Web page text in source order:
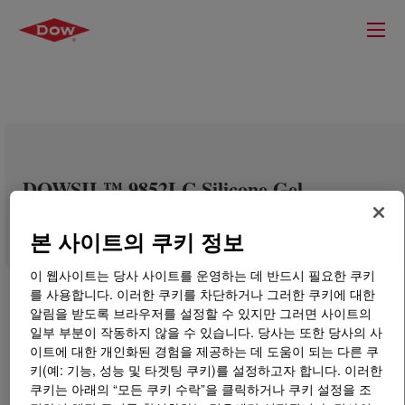
DOWSIL™ 9852LC Silicone Gel
본 사이트의 쿠키 정보
이 웹사이트는 당사 사이트를 운영하는 데 반드시 필요한 쿠키
를 사용합니다. 이러한 쿠키를 차단하거나 그러한 쿠키에 대한
알림을 받도록 브라우저를 설정할 수 있지만 그러면 사이트의
일부 부분이 작동하지 않을 수 있습니다. 당사는 또한 당사의 사
이트에 대한 개인화된 경험을 제공하는 데 도움이 되는 다른 쿠
키(예: 기능, 성능 및 타겟팅 쿠키)를 설정하고자 합니다. 이러한
쿠키는 아래의 “모든 쿠키 수락”을 클릭하거나 쿠키 설정을 조